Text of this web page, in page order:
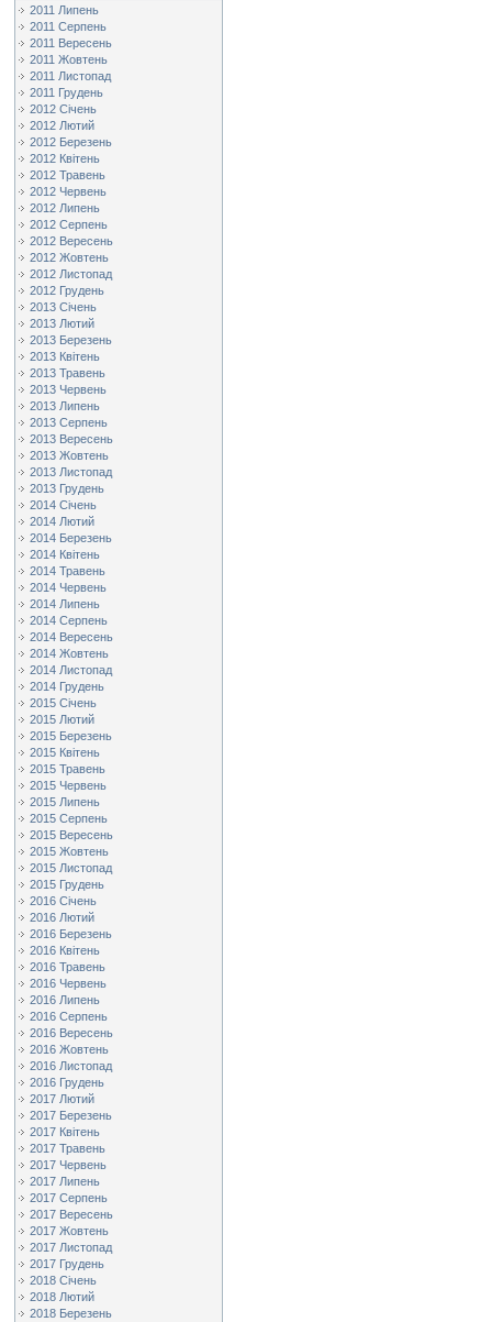
2011 Липень
2011 Серпень
2011 Вересень
2011 Жовтень
2011 Листопад
2011 Грудень
2012 Січень
2012 Лютий
2012 Березень
2012 Квітень
2012 Травень
2012 Червень
2012 Липень
2012 Серпень
2012 Вересень
2012 Жовтень
2012 Листопад
2012 Грудень
2013 Січень
2013 Лютий
2013 Березень
2013 Квітень
2013 Травень
2013 Червень
2013 Липень
2013 Серпень
2013 Вересень
2013 Жовтень
2013 Листопад
2013 Грудень
2014 Січень
2014 Лютий
2014 Березень
2014 Квітень
2014 Травень
2014 Червень
2014 Липень
2014 Серпень
2014 Вересень
2014 Жовтень
2014 Листопад
2014 Грудень
2015 Січень
2015 Лютий
2015 Березень
2015 Квітень
2015 Травень
2015 Червень
2015 Липень
2015 Серпень
2015 Вересень
2015 Жовтень
2015 Листопад
2015 Грудень
2016 Січень
2016 Лютий
2016 Березень
2016 Квітень
2016 Травень
2016 Червень
2016 Липень
2016 Серпень
2016 Вересень
2016 Жовтень
2016 Листопад
2016 Грудень
2017 Лютий
2017 Березень
2017 Квітень
2017 Травень
2017 Червень
2017 Липень
2017 Серпень
2017 Вересень
2017 Жовтень
2017 Листопад
2017 Грудень
2018 Січень
2018 Лютий
2018 Березень